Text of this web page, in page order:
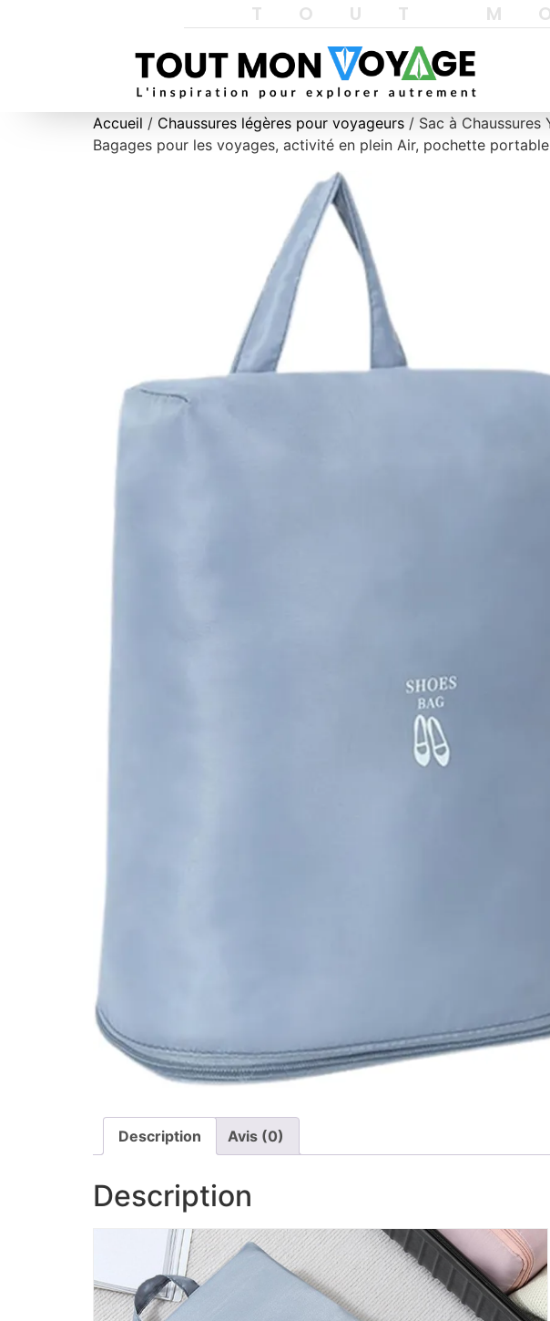
TOUT
Accueil / Chaussures légères pour voyageurs / Sac à Chaussures
Bagages pour les voyages, activité en plein Air, pochette
Description Avis (0)
Description